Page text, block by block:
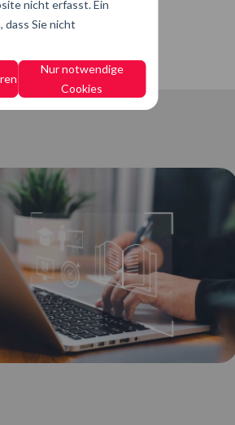
nicht erfasst. Ein
dass Sie nicht
Nur notwendige
Cookies